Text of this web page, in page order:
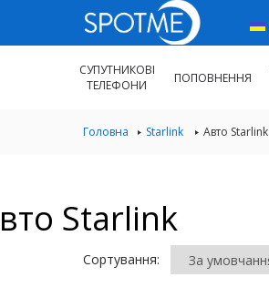
СУПУТНИКОВІ
ТЕЛЕФОНИ
ПОПОВНЕННЯ
Головна Starlink Авто Starlink
Starlink
Сортування: